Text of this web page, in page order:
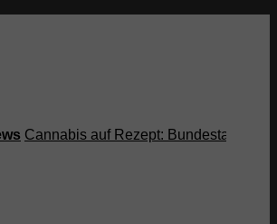
Cannabis auf Rezept: Bundestag streicht